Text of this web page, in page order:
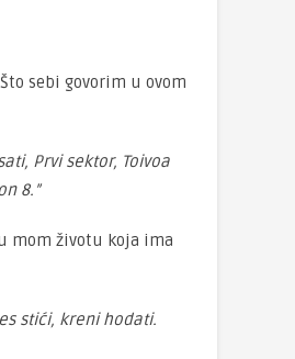
sebi govorim u ovom
Prvi sektor, Toivoa
8.”
mom životu koja ima
stići, kreni hodati.